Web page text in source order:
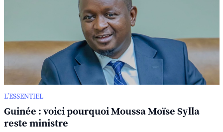
L’ESSENTIEL
Guinée : voici pourquoi Moussa Moïse Sylla
reste ministre